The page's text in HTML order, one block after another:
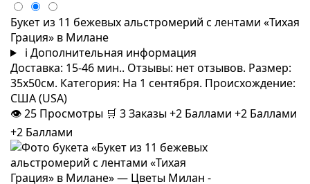
Букет из 11 бежевых альстромерий с лентами «Тихая
Грация» в Милане
i Дополнительная информация
Доставка: 15-46 мин.. Отзывы: нет отзывов. Размер:
35x50см. Категория: На 1 сентября. Происхождение:
США (USA)
👁25 Просмотры 🛒 3Заказы+2 Баллами +2 Баллами
+2 Баллами